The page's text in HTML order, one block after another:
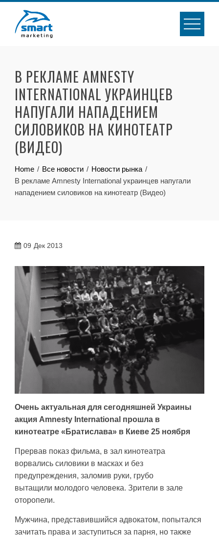
content
В РЕКЛАМЕ AMNESTY
INTERNATIONAL УКРАИНЦЕВ
НАПУГАЛИ НАПАДЕНИЕМ
СИЛОВИКОВ НА КИНОТЕАТР
(ВИДЕО)
Home Все новости
Новости рынка
В рекламе Amnesty International украинцев напугали
нападением силовиков на кинотеатр (Видео)
09 Дек 2013
Очень актуальная для сегодняшней Украины
акция Amnesty International прошла в
кинотеатре «Братислава» в Киеве 25 ноября
Прервав показ фильма, в зал кинотеатра
ворвались силовики в масках и без
предупреждения, заломив руки, грубо
вытащили молодого человека. Зрители в зале
оторопели.
Мужчина, представившийся адвокатом, попытался
зачитать права и заступиться за парня, но также